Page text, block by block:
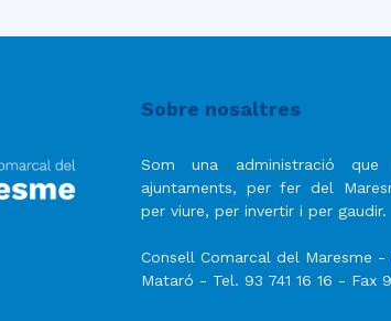
Sobre nosaltres
Som una administració
ajuntaments, per fer del
per viure, per invertir i per gaudir.
Consell Comarcal del Maresme
Mataró - Tel. 93 741 16 16 - Fax